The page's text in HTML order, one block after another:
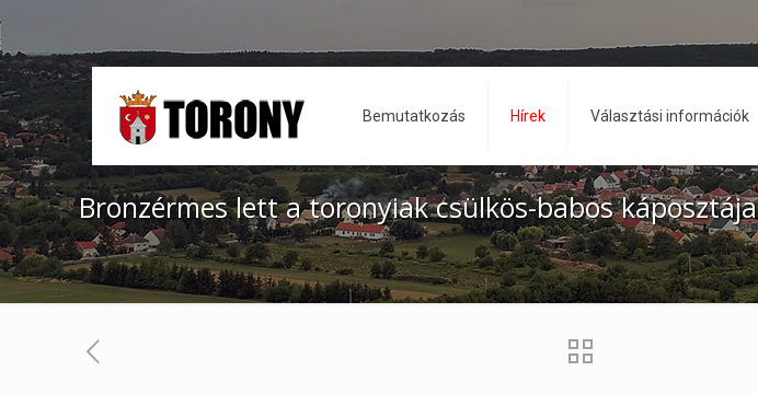
Bemutatkozás Hírek Választási információk
Bronzérmes lett a toronyiak csülkös-babos káposztája